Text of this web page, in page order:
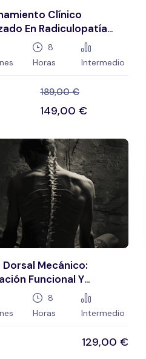
Clínico
En Radiculopatía
8
Horas
Intermedio
189,00€
149,00€
Dorsal Mecánico:
Funcional Y
En Fisioterapia
8
Horas
Intermedio
129,00 €